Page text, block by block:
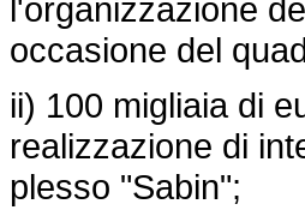
l'organizzazione
occasione del
ii) 100 migliaia di
realizzazione di
plesso "Sabin";